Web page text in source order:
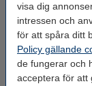
visa dig
intressen och
för att spåra ditt
Policy gällande
de fungerar och
acceptera för att
175 kr
30 kr